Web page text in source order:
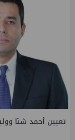
تاون جاس تسيطر